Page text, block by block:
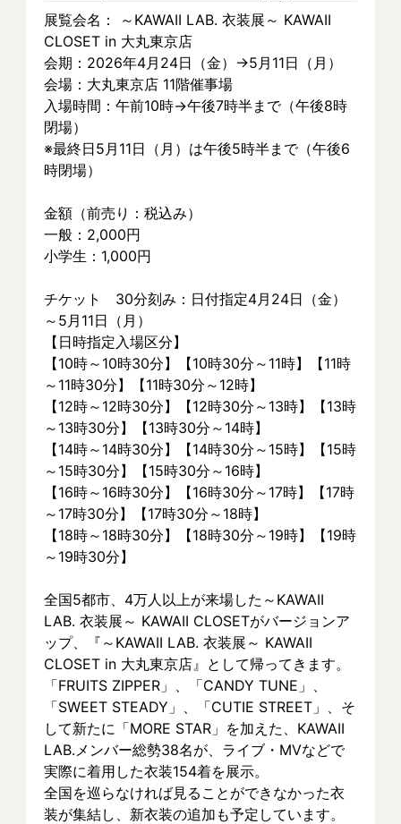
展覧会名： ～KAWAII LAB. 衣装展～ KAWAII
CLOSET in 大丸東京店
会期：2026年4月24日（金）→5月11日（月）
会場：大丸東京店 11階催事場
入場時間：午前10時→午後7時半まで（午後8時
閉場）
※最終日5月11日（月）は午後5時半まで（午後6
時閉場）
金額（前売り：税込み）
一般：2,000円
小学生：1,000円
チケット　30分刻み：日付指定4月24日（金）
～5月11日（月）
【日時指定入場区分】
【10時～10時30分】【10時30分～11時】【11時
～11時30分】【11時30分～12時】
【12時～12時30分】【12時30分～13時】【13時
～13時30分】【13時30分～14時】
【14時～14時30分】【14時30分～15時】【15時
～15時30分】【15時30分～16時】
【16時～16時30分】【16時30分～17時】【17時
～17時30分】【17時30分～18時】
【18時～18時30分】【18時30分～19時】【19時
～19時30分】
全国5都市、4万⼈以上が来場した～KAWAII
LAB. 衣装展～ KAWAII CLOSETがバージョンア
ップ、『～KAWAII LAB. 衣装展～ KAWAII
CLOSET in 大丸東京店』として帰ってきます。
「FRUITS ZIPPER」、「CANDY TUNE」、
「SWEET STEADY」、「CUTIE STREET」、そ
して新たに「MORE STAR」を加えた、KAWAII
LAB.メンバー総勢38名が、ライブ・MVなどで
実際に着⽤した衣装154着を展示。
全国を巡らなければ見ることができなかった衣
装が集結し、新⾐装の追加も予定しています。